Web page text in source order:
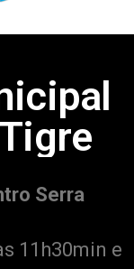
Serra
11h30min e